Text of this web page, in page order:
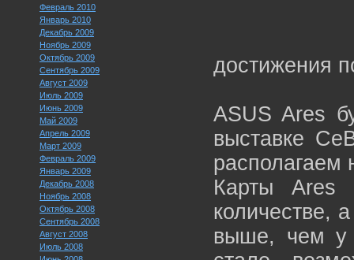
Февраль 2010
Январь 2010
Декабрь 2009
Ноябрь 2009
Октябрь 2009
Сентябрь 2009
Август 2009
Июль 2009
Июнь 2009
Май 2009
Апрель 2009
Март 2009
Февраль 2009
Январь 2009
Декабрь 2008
Ноябрь 2008
Октябрь 2008
Сентябрь 2008
Август 2008
Июль 2008
достижения
ASUS Ares
выставке
располагаем
Карты Ares
количестве,
выше, чем у